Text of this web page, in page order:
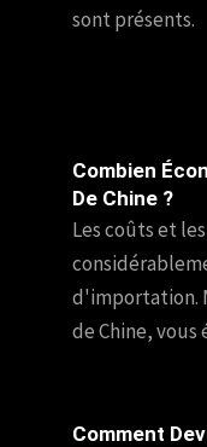
sont présents.
Combien
De Chine ?
Les coûts et
d'importation.
de Chine, vous
Comment